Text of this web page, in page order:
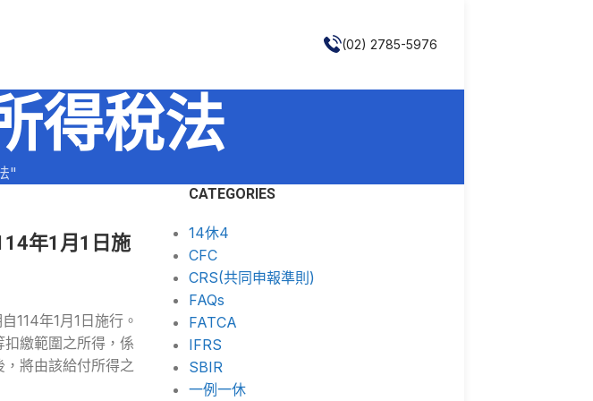
(02) 2785-5976
得稅法
"
年1月1日施
114年1月1日施行。
繳範圍之所得，係
將由該給付所得之
CATEGORIES
14休4
CFC
CRS(共同申報準則)
FAQs
FATCA
IFRS
SBIR
一例一休